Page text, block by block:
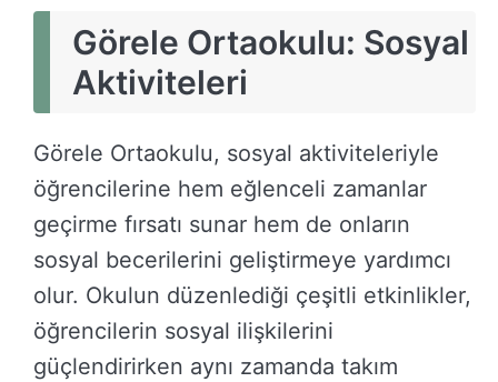
Görele Ortaokulu: Sosyal
Aktiviteleri
Görele Ortaokulu, sosyal aktiviteleriyle
öğrencilerine hem eğlenceli zamanlar
geçirme fırsatı sunar hem de onların
sosyal becerilerini geliştirmeye yardımcı
olur. Okulun düzenlediği çeşitli etkinlikler,
öğrencilerin sosyal ilişkilerini
güçlendirirken aynı zamanda takım